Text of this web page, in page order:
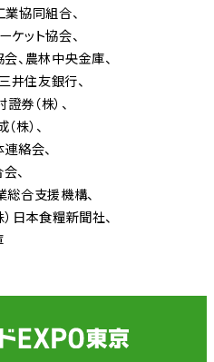
業協同組合
ケット協会
会 農林中央金庫
三井住友銀行
券（株）
株）
連絡会
会
総合支援機構
）日本食糧新聞社